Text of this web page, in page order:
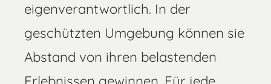
eigenverantwortlich. In der
geschützten Umgebung können sie
Abstand von ihren belastenden